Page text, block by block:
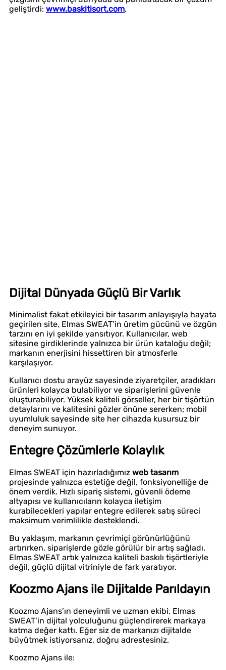
geliştirdi: www.baskitisort.com.
Dijital Dünyada Güçlü Bir Varlık
Minimalist fakat etkileyici bir tasarım anlayışıyla hayata
geçirilen site, Elmas SWEAT’in üretim gücünü ve özgün
tarzını en iyi şekilde yansıtıyor. Kullanıcılar, web
sitesine girdiklerinde yalnızca bir ürün kataloğu değil;
markanın enerjisini hissettiren bir atmosferle
karşılaşıyor.
Kullanıcı dostu arayüz sayesinde ziyaretçiler, aradıkları
ürünleri kolayca bulabiliyor ve siparişlerini güvenle
oluşturabiliyor. Yüksek kaliteli görseller, her bir tişörtün
detaylarını ve kalitesini gözler önüne sererken; mobil
uyumluluk sayesinde site her cihazda kusursuz bir
deneyim sunuyor.
Entegre Çözümlerle Kolaylık
Elmas SWEAT için hazırladığımız web tasarım
projesinde yalnızca estetiğe değil, fonksiyonelliğe de
önem verdik. Hızlı sipariş sistemi, güvenli ödeme
altyapısı ve kullanıcıların kolayca iletişim
kurabilecekleri yapılar entegre edilerek satış süreci
maksimum verimlilikle desteklendi.
Bu yaklaşım, markanın çevrimiçi görünürlüğünü
artırırken, siparişlerde gözle görülür bir artış sağladı.
Elmas SWEAT artık yalnızca kaliteli baskılı tişörtleriyle
değil, güçlü dijital vitriniyle de fark yaratıyor.
Koozmo Ajans ile Dijitalde Parıldayın
Koozmo Ajans’ın deneyimli ve uzman ekibi, Elmas
SWEAT’in dijital yolculuğunu güçlendirerek markaya
katma değer kattı. Eğer siz de markanızı dijitalde
büyütmek istiyorsanız, doğru adrestesiniz.
Koozmo Ajans ile: